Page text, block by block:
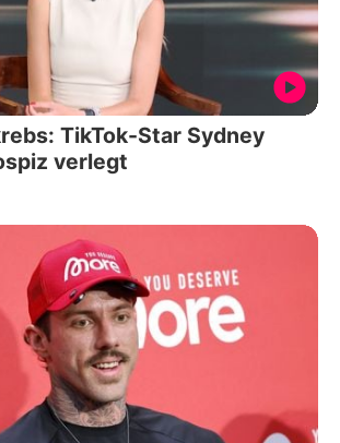
TikTok-Star Sydney
verlegt